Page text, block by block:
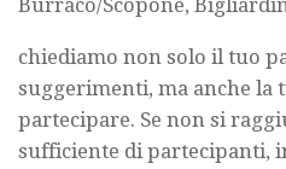
Burraco/Scopone,
chiediamo non solo il tuo
suggerimenti, ma anche la
partecipare. Se non si
sufficiente di partecipanti,